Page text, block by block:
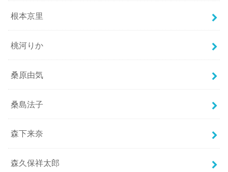
根本京里
桃河りか
桑原由気
桑島法子
森下来奈
森久保祥太郎